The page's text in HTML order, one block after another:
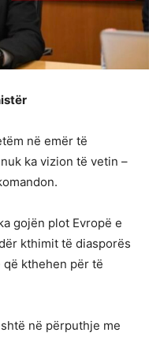
në emër të
ka vizion të vetin –
gojën plot Evropë e
kthimit të diasporës
kthehen për të
në përputhje me